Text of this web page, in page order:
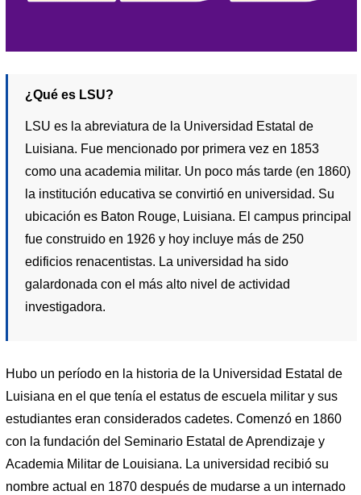
¿Qué es LSU?
LSU es la abreviatura de la Universidad Estatal de
Luisiana. Fue mencionado por primera vez en 1853
como una academia militar. Un poco más tarde (en 1860)
la institución educativa se convirtió en universidad. Su
ubicación es Baton Rouge, Luisiana. El campus principal
fue construido en 1926 y hoy incluye más de 250
edificios renacentistas. La universidad ha sido
galardonada con el más alto nivel de actividad
investigadora.
Hubo un período en la historia de la Universidad Estatal de
Luisiana en el que tenía el estatus de escuela militar y sus
estudiantes eran considerados cadetes. Comenzó en 1860
con la fundación del Seminario Estatal de Aprendizaje y
Academia Militar de Louisiana. La universidad recibió su
nombre actual en 1870 después de mudarse a un internado